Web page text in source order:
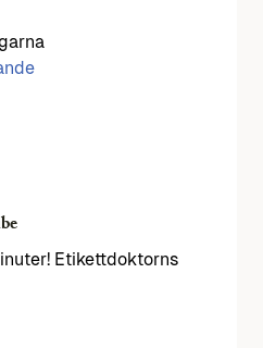
Etikettdoktorns